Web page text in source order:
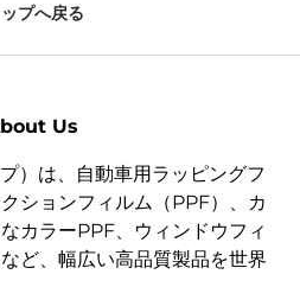
ップへ戻る
Us
）は、自動車用ラッピングフ
ションフィルム（PPF）、カ
カラーPPF、ウィンドウフィ
ど、幅広い高品質製品を世界